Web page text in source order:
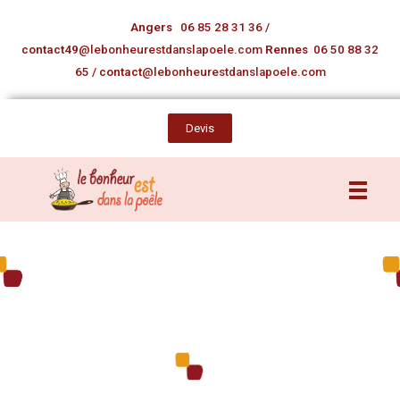
Angers 06 85 28 31 36 /
contact49@lebonheurestdanslapoele.com Rennes 06 50 88 32
65 / contact@lebonheurestdanslapoele.com
Devis